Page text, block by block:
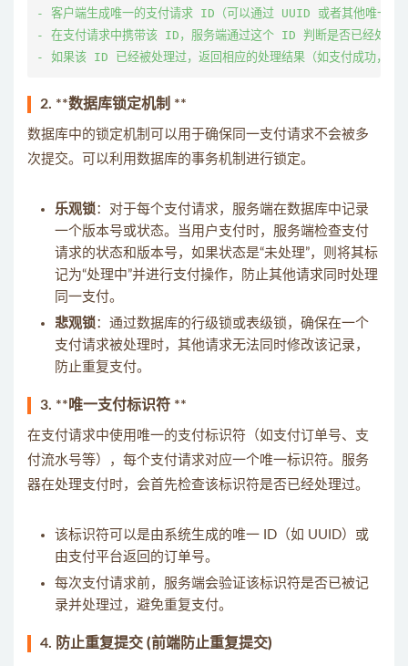
- 客户端生成唯一的支付请求 ID（可以通过 UUID 或者其他唯一标
- 在支付请求中携带该 ID，服务端通过这个 ID 判断是否已经处理
2. **数据库锁定机制 **
数据库中的锁定机制可以用于确保同一支付请求不会被多
次提交。可以利用数据库的事务机制进行锁定。
乐观锁 ：对于每个支付请求，服务端在数据库中记录
一个版本号或状态。当用户支付时，服务端检查支付
请求的状态和版本号，如果状态是“未处理”，则将其标
记为“处理中”并进行支付操作，防止其他请求同时处理
同一支付。
悲观锁 ：通过数据库的行级锁或表级锁，确保在一个
支付请求被处理时，其他请求无法同时修改该记录，
防止重复支付。
3. **唯一支付标识符 **
在支付请求中使用唯一的支付标识符（如支付订单号、支
付流水号等），每个支付请求对应一个唯一标识符。服务
器在处理支付时，会首先检查该标识符是否已经处理过。
该标识符可以是由系统生成的唯一 ID（如 UUID）或
由支付平台返回的订单号。
每次支付请求前，服务端会验证该标识符是否已被记
录并处理过，避免重复支付。
4. 防止重复提交 (前端防止重复提交)